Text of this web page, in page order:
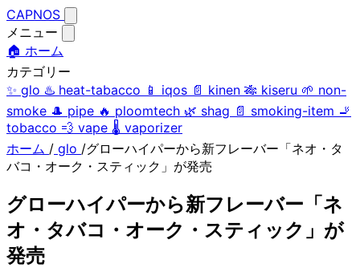
CAPNOS
メニュー
🏠 ホーム
カテゴリー
✨ glo ♨️ heat-tabacco 📱 iqos 📄 kinen 🎋 kiseru 🌱 non-
smoke 🎩 pipe 🔥 ploomtech 🌿 shag 📄 smoking-item 🚬
tobacco 💨 vape 🌡️ vaporizer
ホーム / glo /グローハイパーから新フレーバー「ネオ・タ
バコ・オーク・スティック」が発売
グローハイパーから新フレーバー「ネ
オ・タバコ・オーク・スティック」が
発売